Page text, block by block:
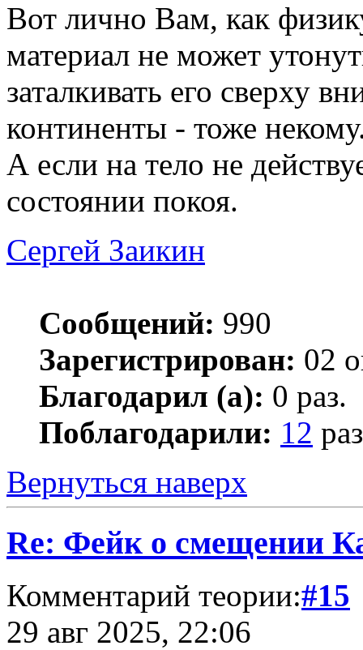
Вот лично Вам, как
материал не может
заталкивать его сверху
континенты - тоже
А если на тело не
состоянии покоя.
Сергей Заикин
Сообщений: 990
Зарегистрирован: 02
Благодарил (а): 0 раз.
Поблагодарили: 12
Вернуться наверх
Re: Фейк о смещении
Комментарий теории:#15
29 авг 2025, 22:06